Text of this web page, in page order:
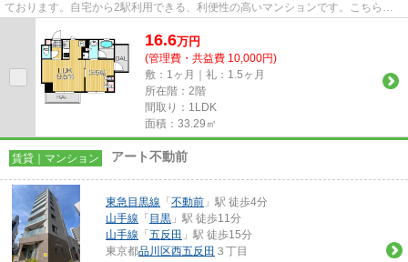
ております。自宅から2駅利用できる、利便性の高いマンションです。こちらの
16.6万円
(管理費・共益費 10,000円)
敷：1ヶ月｜礼：1.5ヶ月
所在階：2階
間取り：1LDK
面積：33.29㎡
賃貸｜マンション アート不動前
東急目黒線 「 不動前 」駅 徒歩4分
山手線 「 目黒 」駅 徒歩11分
山手線 「 五反田 」駅 徒歩15分
東京都品川区西五反田 ３丁目